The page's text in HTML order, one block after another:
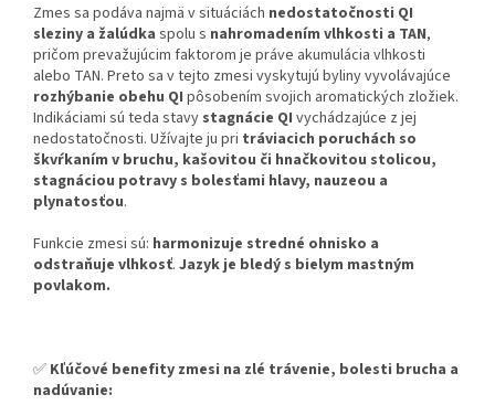
Zmes sa podáva najmä v situáciách nedostatočnosti QI
sleziny a žalúdka spolu s nahromadením vlhkosti a TAN,
pričom prevažujúcim faktorom je práve akumulácia vlhkosti
alebo TAN. Preto sa v tejto zmesi vyskytujú byliny vyvolávajúce
rozhýbanie obehu QI pôsobením svojich aromatických zložiek.
Indikáciami sú teda stavy stagnácie QI vychádzajúce z jej
nedostatočnosti. Užívajte ju pri tráviacich poruchách so
škvŕkaním v bruchu, kašovitou či hnačkovitou stolicou,
stagnáciou potravy s bolesťami hlavy, nauzeou a
plynatosťou.
Funkcie zmesi sú: harmonizuje stredné ohnisko a
odstraňuje vlhkosť. Jazyk je bledý s bielym mastným
povlakom.
✅ Kľúčové benefity zmesi na zlé trávenie, bolesti brucha a
nadúvanie: